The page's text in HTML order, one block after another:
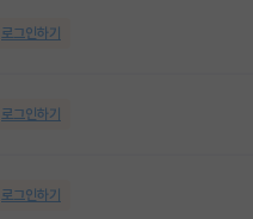
로그인하기
로그인하기
로그인하기